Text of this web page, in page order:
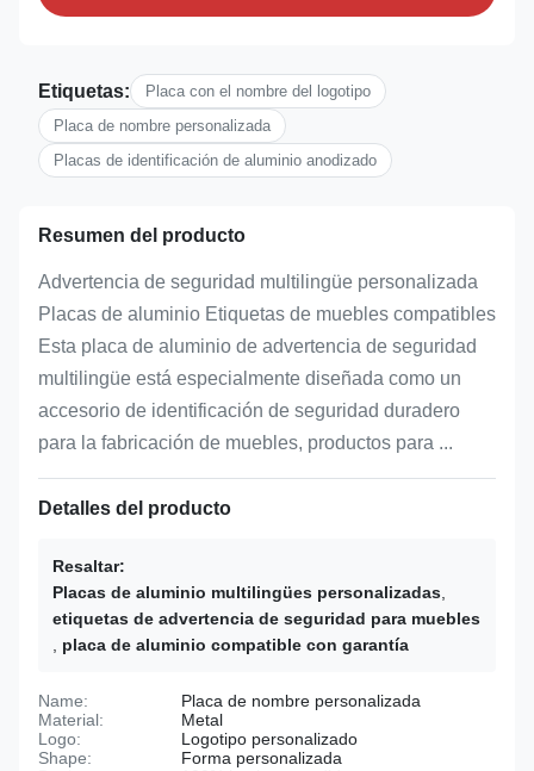
Etiquetas:
Placa con el nombre del logotipo
Placa de nombre personalizada
Placas de identificación de aluminio anodizado
Resumen del producto
Advertencia de seguridad multilingüe personalizada
Placas de aluminio Etiquetas de muebles compatibles
Esta placa de aluminio de advertencia de seguridad
multilingüe está especialmente diseñada como un
accesorio de identificación de seguridad duradero
para la fabricación de muebles, productos para ...
Detalles del producto
Resaltar:
Placas de aluminio multilingües personalizadas
etiquetas de advertencia de seguridad para muebles
placa de aluminio compatible con garantía
Name:
Placa de nombre personalizada
Material:
Metal
Logo:
Logotipo personalizado
Shape:
Forma personalizada